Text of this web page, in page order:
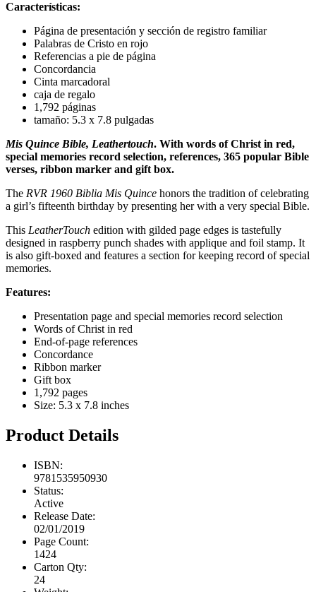
Características:
Página de presentación y sección de registro familiar
Palabras de Cristo en rojo
Referencias a pie de página
Concordancia
Cinta marcadoral
caja de regalo
1,792 páginas
tamaño: 5.3 x 7.8 pulgadas
Mis Quince Bible, Leathertouch. With words of Christ in red,
special memories record selection, references, 365 popular Bible
verses, ribbon marker and gift box.
The RVR 1960 Biblia Mis Quince honors the tradition of celebrating
a girl’s fifteenth birthday by presenting her with a very special Bible.
This LeatherTouch edition with gilded page edges is tastefully
designed in raspberry punch shades with applique and foil stamp. It
is also gift-boxed and features a section for keeping record of special
memories.
Features:
Presentation page and special memories record selection
Words of Christ in red
End-of-page references
Concordance
Ribbon marker
Gift box
1,792 pages
Size: 5.3 x 7.8 inches
Product Details
ISBN:
9781535950930
Status:
Active
Release Date:
02/01/2019
Page Count:
1424
Carton Qty:
24